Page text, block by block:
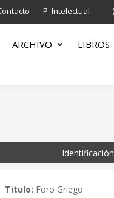
P. Intelectual
ARCHIVO LIBROS
Identificación
Titulo: Foro Griego